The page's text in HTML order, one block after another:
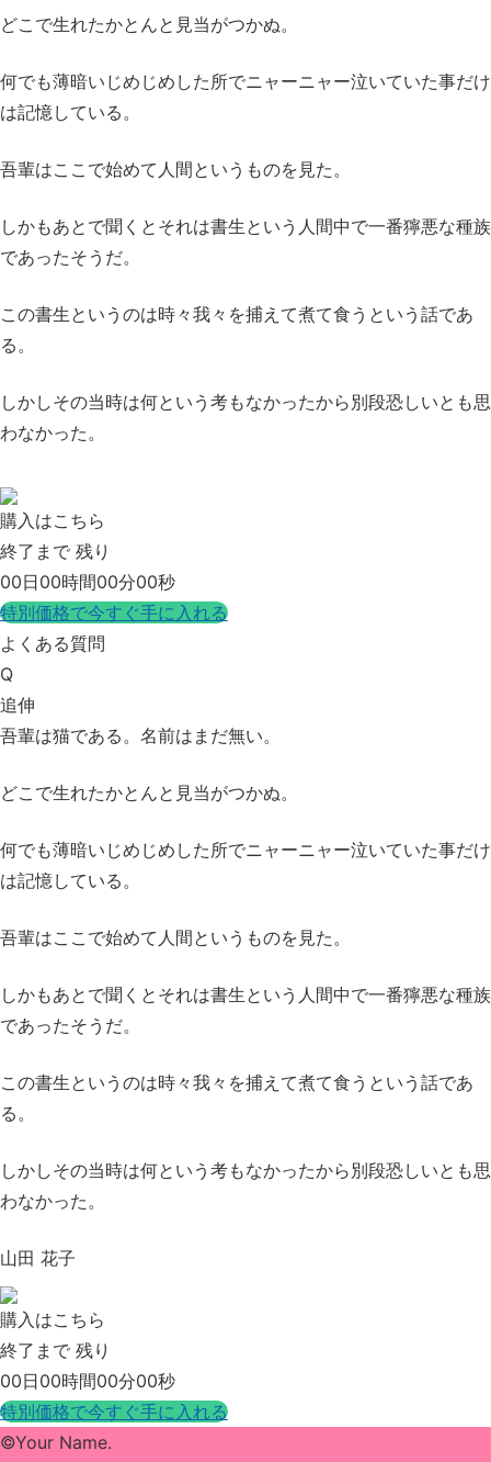
どこで生れたかとんと見当がつかぬ。
何でも薄暗いじめじめした所でニャーニャー泣いていた事だけ
は記憶している。
吾輩はここで始めて人間というものを見た。
しかもあとで聞くとそれは書生という人間中で一番獰悪な種族
であったそうだ。
この書生というのは時々我々を捕えて煮て食うという話であ
る。
しかしその当時は何という考もなかったから 別段恐しいとも思
わなかった。
購入はこちら
終了まで 残り
00日00時間00分00秒
特別価格で今すぐ手に入れる
よくある質問
Q
追伸
吾輩は猫である。名前はまだ無い。
どこで生れたかとんと見当がつかぬ。
何でも薄暗いじめじめした所でニャーニャー泣いていた事だけ
は記憶している。
吾輩はここで始めて人間というものを見た。
しかもあとで聞くとそれは書生という人間中で一番獰悪な種族
であったそうだ。
この書生というのは時々我々を捕えて煮て食うという話であ
る。
しかしその当時は何という考もなかったから 別段恐しいとも思
わなかった。
山田 花子
購入はこちら
終了まで 残り
00日00時間00分00秒
特別価格で今すぐ手に入れる
©Your Name.